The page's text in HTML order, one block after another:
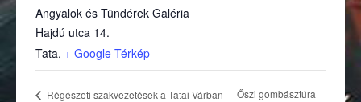
Angyalok és Tündérek Galéria
Hajdú utca 14.
Tata, + Google Térkép(külső hivatkozás)
Régészeti szakvezetések a Tatai Várban Őszi gombásztúra